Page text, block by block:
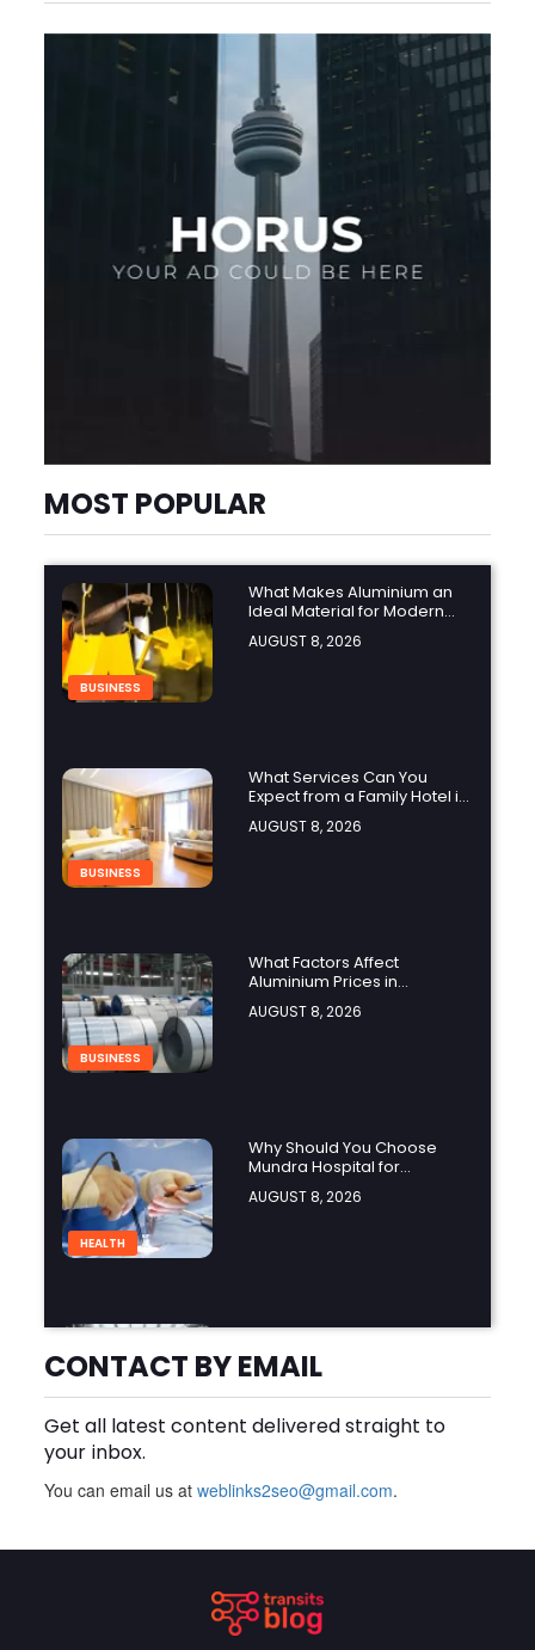
MOST POPULAR
BUSINESS
What Makes Aluminium an
Ideal Material for Modern
Manufacturing Projects?
AUGUST 8, 2026
BUSINESS
What Services Can You
Expect from a Family Hotel in
Jounieh?
AUGUST 8, 2026
BUSINESS
What Factors Affect
Aluminium Prices in
Singapore?
AUGUST 8, 2026
HEALTH
Why Should You Choose
Mundra Hospital for
Complex Spine Surgery?
AUGUST 8, 2026
BLOG
Why Is Product Variety
Important When Choosing
an Aluminium Supplier
AUGUST 8, 2026
Online
CONTACT BY EMAIL
Get all latest content delivered straight to
your inbox.
You can email us atweblinks2seo@gmail.com.